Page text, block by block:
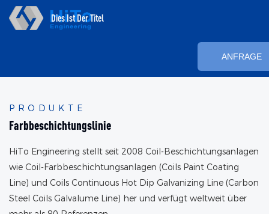
Dies Ist Der Titel
ANFRAGE
PRODUKTE
Farbbeschichtungslinie
HiTo Engineering stellt seit 2008 Coil-Beschichtungsanlagen
wie Coil-Farbbeschichtungsanlagen (Coils Paint Coating
Line) und Coils Continuous Hot Dip Galvanizing Line (Carbon
Steel Coils Galvalume Line) her und verfügt weltweit über